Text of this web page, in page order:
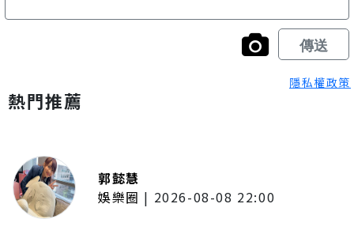
隱私權政策
熱門推薦
郭懿慧
娛樂圈 | 2026-08-08 22:00